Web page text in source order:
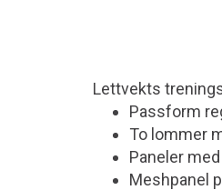
Lettvekts
Passform
To lommer
Paneler
Meshpanel